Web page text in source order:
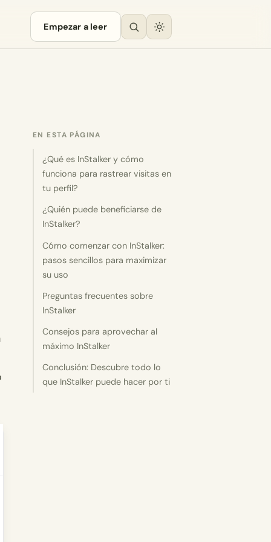
Empezar a leer
EN ESTA PÁGINA
¿Qué es InStalker y cómo
funciona para rastrear visitas en
tu perfil?
¿Quién puede beneficiarse de
InStalker?
Cómo comenzar con InStalker:
pasos sencillos para maximizar
su uso
Preguntas frecuentes sobre
InStalker
Consejos para aprovechar al
máximo InStalker
Conclusión: Descubre todo lo
que InStalker puede hacer por ti